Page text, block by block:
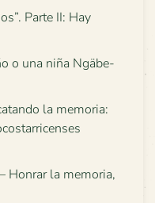
Parte II: Hay
o una niña Ngäbe-
la memoria:
Honrar la memoria,